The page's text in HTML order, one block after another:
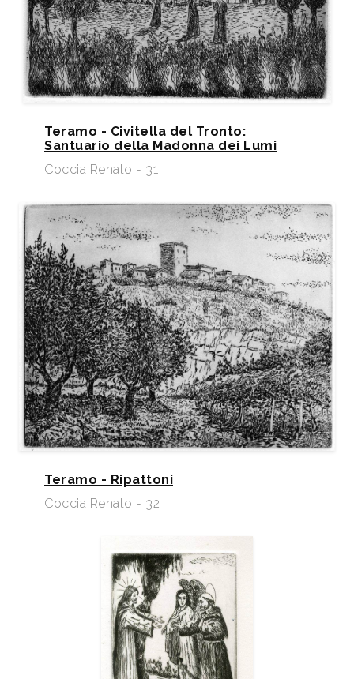
Teramo - Civitella del Tronto:
Santuario della Madonna dei Lumi
Coccia Renato - 31
Teramo - Ripattoni
Coccia Renato - 32